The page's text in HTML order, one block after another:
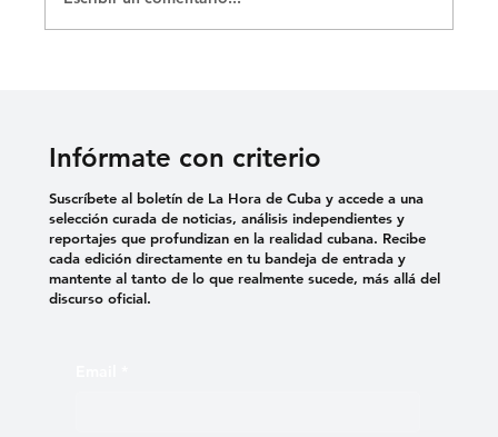
Infórmate con criterio
Suscríbete al boletín de La Hora de Cuba y accede a una
selección curada de noticias, análisis independientes y
reportajes que profundizan en la realidad cubana. Recibe
cada edición directamente en tu bandeja de entrada y
mantente al tanto de lo que realmente sucede, más allá del
discurso oficial.